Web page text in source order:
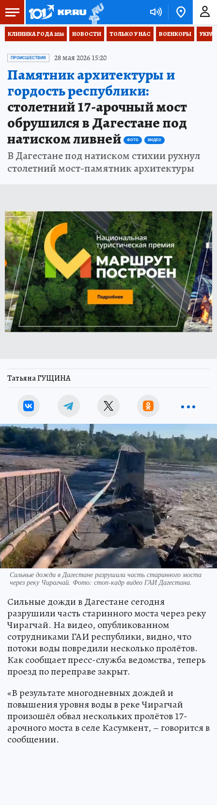
КЛИНИКА ГОДА 2026 НОВОСТИ ТОЛЬКО У НАС ВОЕНКОРЫ
ПРОИСШЕСТВИЯ 28 мая 2026 15:20
Памятник архитектуры и
гордость республики:
столетний 17-арочный мост
обрушился в Дагестане под
натиском ливней
ФОТО ВИДЕО
В Дагестане под натиском стихии рухнул
столетний мост-памятник архитектуры
Татьяна ГУЩИНА
Сильные дожди в Дагестане разрушили часть старинного моста
через реку Чирагчай. Фото: стоп-кадр видео ГАИ Дагестана.
Сильные дожди в Дагестане сегодня
разрушили часть старинного моста через реку
Чирагчай. На видео, опубликованном
сотрудниками ГАИ республики, видно, что
потоки воды повредили несколько пролётов.
Как сообщает пресс-служба ведомства, теперь
проезд по переправе закрыт.
«В результате многодневных дождей и
повышения уровня воды в реке Чирагчай
произошёл обвал нескольких пролётов 17-
арочного моста в селе Касумкент, – говорится в
сообщении.